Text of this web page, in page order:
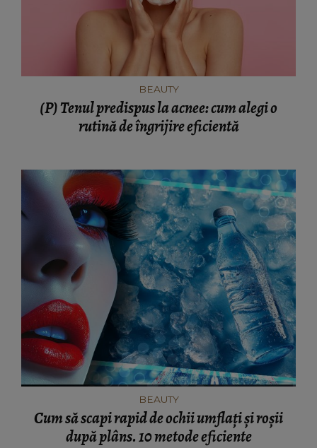
BEAUTY
(P) Tenul predispus la acnee: cum alegi o
rutină de îngrijire eficientă
BEAUTY
Cum să scapi rapid de ochii umflați și roșii
după plâns. 10 metode eficiente